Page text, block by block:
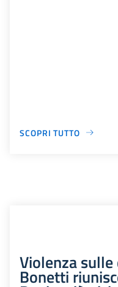
SCOPRI TUTTO
Violenza
Bonetti